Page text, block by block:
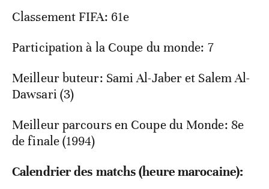
Classement FIFA: 61e
Participation à la Coupe du monde: 7
Meilleur buteur: Sami Al-Jaber et Salem Al-
Dawsari (3)
Meilleur parcours en Coupe du Monde: 8e
de finale (1994)
Calendrier des matchs (heure marocaine):